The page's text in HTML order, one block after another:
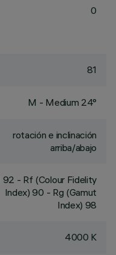
0
81
M - Medium 24°
rotación e inclinación
arriba/abajo
92 - Rf (Colour Fidelity
Index) 90 - Rg (Gamut
Index) 98
4000 K